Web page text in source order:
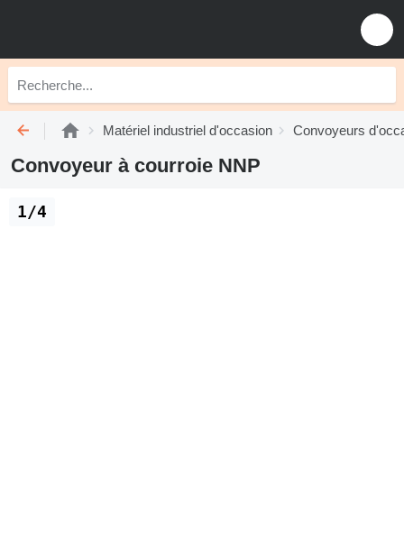
Matériel industriel d'occasion Convoyeurs
Convoyeur à courroie NNP
1/4